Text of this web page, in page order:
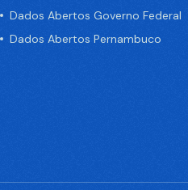
Dados Abertos Governo Federal
Dados Abertos Pernambuco